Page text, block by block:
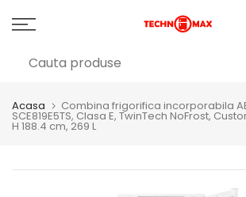
Acasa Combina frigorifica incorporabila
SCE819E5TS, Clasa E, TwinTech NoFrost,
H 188.4 cm, 269 L